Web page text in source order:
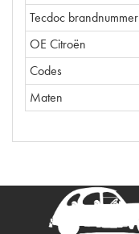
Tecdoc brandnummer
OE Citroën
Codes
Maten